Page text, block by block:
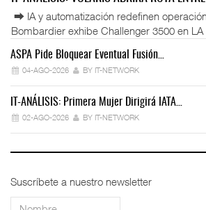
⮕ IA y automatización redefinen
Bombardier exhibe Challenger 3500 en LA
ASPA Pide Bloquear Eventual Fusión…
04-AGO-2026 BY IT-NETWORK
IT-ANÁLISIS: Primera Mujer Dirigirá IATA…
02-AGO-2026 BY IT-NETWORK
Suscríbete a nuestro newsletter